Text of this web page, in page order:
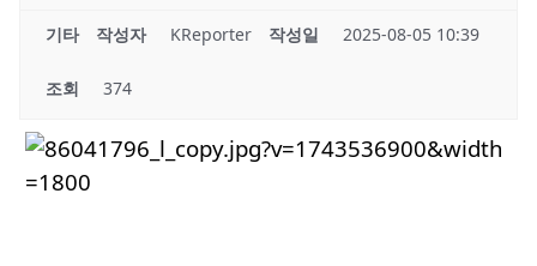
기타 작성자 KReporter 작성일 2025-08-05 10:39
조회 374